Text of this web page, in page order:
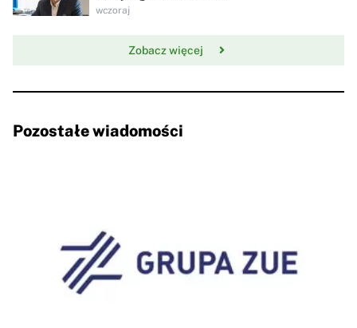
wczoraj
Zobacz więcej
Pozostałe wiadomości